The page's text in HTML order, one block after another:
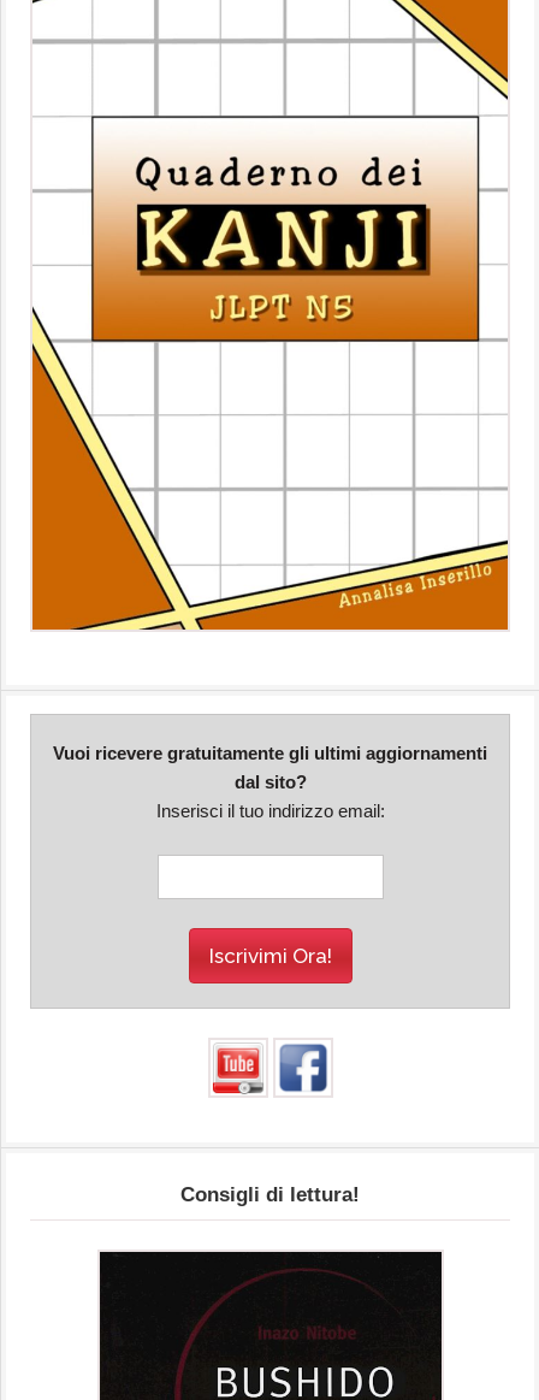
Vuoi ricevere gratuitamente gli ultimi aggiornamenti
dal sito?
Inserisci il tuo indirizzo email:
Consigli di lettura!